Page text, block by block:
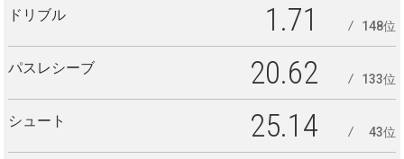
ドリブル 1.71 148位
パスレシーブ 20.62 133位
シュート 25.14 43位